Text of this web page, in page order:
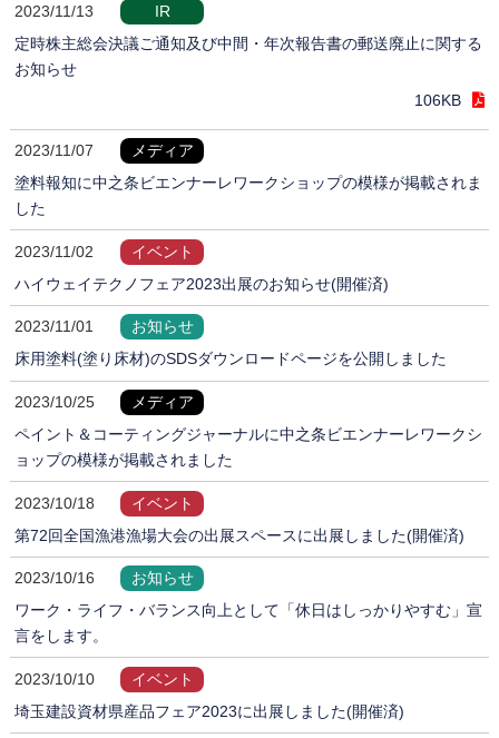
2023/11/13
IR
定時株主総会決議ご通知及び中間・年次報告書の郵送廃止に関する
お知らせ
106KB
2023/11/07
メディア
塗料報知に中之条ビエンナーレワークショップの模様が掲載されま
した
2023/11/02
イベント
ハイウェイテクノフェア2023出展のお知らせ(開催済)
2023/11/01
お知らせ
床用塗料(塗り床材)のSDSダウンロードページを公開しました
2023/10/25
メディア
ペイント＆コーティングジャーナルに中之条ビエンナーレワークシ
ョップの模様が掲載されました
2023/10/18
イベント
第72回全国漁港漁場大会の出展スペースに出展しました(開催済)
2023/10/16
お知らせ
ワーク・ライフ・バランス向上として「休日はしっかりやすむ」宣
言をします。
2023/10/10
イベント
埼玉建設資材県産品フェア2023に出展しました(開催済)